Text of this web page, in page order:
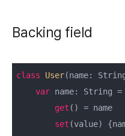
Backing field
class User(name:
var name: String =
get () = name
set (value)